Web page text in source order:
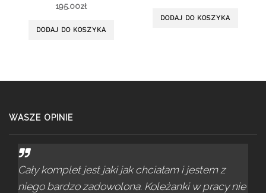
195.00zł
DODAJ DO KOSZYKA
DODAJ DO KOSZYKA
WASZE OPINIE
Cały komplet jest jaki jak chciałam i jestem z
niego bardzo zadowolona. Koleżanki w pracy nie